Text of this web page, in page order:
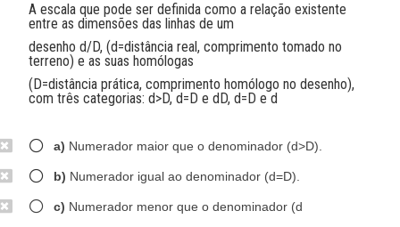
A escala que pode ser definida como a relação existente
entre as dimensões das linhas de um
desenho d/D, (d=distância real, comprimento tomado no
terreno) e as suas homólogas
(D=distância prática, comprimento homólogo no desenho),
com três categorias: d>D, d=D e dD, d=D e d
a) Numerador maior que o denominador (d>D).
b) Numerador igual ao denominador (d=D).
c) Numerador menor que o denominador (d